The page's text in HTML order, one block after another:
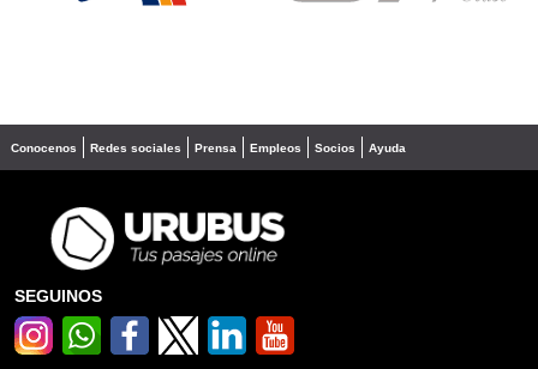
Conocenos Redes sociales Prensa Empleos Socios Ayuda
SEGUINOS